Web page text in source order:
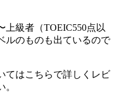
上級者（TOEIC550点以
ルのものも出ているので
てはこちらで詳しくレビ